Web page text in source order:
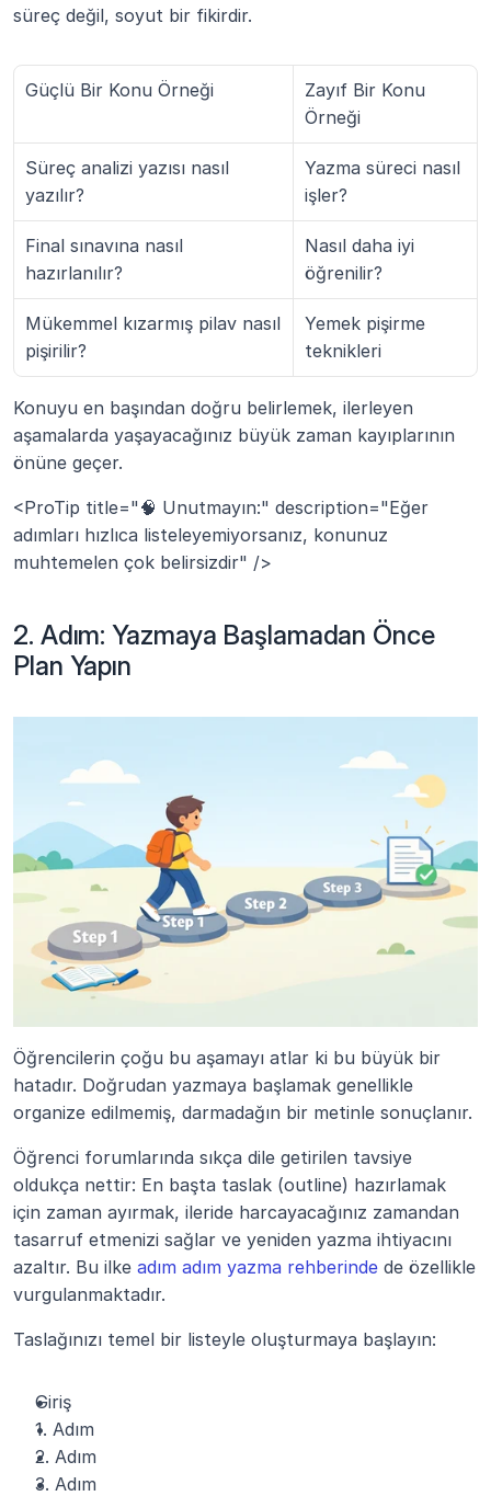
süreç değil, soyut bir fikirdir.
Güçlü Bir Konu Örneği
Zayıf Bir Konu
Örneği
Süreç analizi yazısı nasıl
yazılır?
Yazma süreci nasıl
işler?
Final sınavına nasıl
hazırlanılır?
Nasıl daha iyi
öğrenilir?
Mükemmel kızarmış pilav nasıl
pişirilir?
Yemek pişirme
teknikleri
Konuyu en başından doğru belirlemek, ilerleyen
aşamalarda yaşayacağınız büyük zaman kayıplarının
önüne geçer.
<ProTip title="🧠 Unutmayın:" description="Eğer
adımları hızlıca listeleyemiyorsanız, konunuz
muhtemelen çok belirsizdir" />
2. Adım: Yazmaya Başlamadan Önce
Plan Yapın
Öğrencilerin çoğu bu aşamayı atlar ki bu büyük bir
hatadır. Doğrudan yazmaya başlamak genellikle
organize edilmemiş, darmadağın bir metinle sonuçlanır.
Öğrenci forumlarında sıkça dile getirilen tavsiye
oldukça nettir: En başta taslak (outline) hazırlamak
için zaman ayırmak, ileride harcayacağınız zamandan
tasarruf etmenizi sağlar ve yeniden yazma ihtiyacını
azaltır. Bu ilke adım adım yazma rehberinde de özellikle
vurgulanmaktadır.
Taslağınızı temel bir listeyle oluşturmaya başlayın:
Giriş
1. Adım
2. Adım
3. Adım